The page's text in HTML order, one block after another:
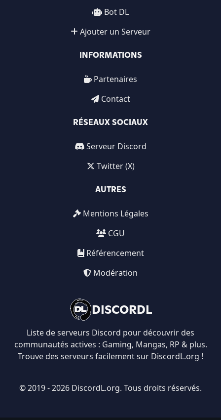
DISCORDL
Liste de serveurs Discord pour découvrir des
communautés actives : Gaming, Mangas, RP & plus.
Trouve des serveurs facilement sur DiscordL.org !
Bot DL
Ajouter un Serveur
INFORMATIONS
Partenaires
Contact
RÉSEAUX SOCIAUX
Serveur Discord
Twitter (X)
AUTRES
Mentions Légales
CGU
Référencement
Modération
© 2019 - 2026 DiscordL.org. Tous droits réservés.